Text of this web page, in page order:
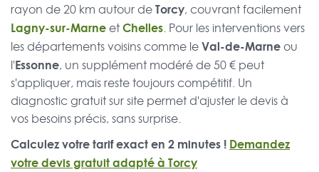
rayon de 20 km autour deTorcy, couvrant facilement
Lagny-sur-Marne etChelles. Pour les interventions vers
les départements voisins comme leVal-de-Marneou
l'Essonne, un supplément modéré de 50 € peut
s'appliquer, mais reste toujours compétitif. Un
diagnostic gratuit sur site permet d'ajuster le devis à
vos besoins précis, sans surprise.
Calculez votre tarif exact en 2 minutes ! Demandez
votre devis gratuit adapté à Torcy